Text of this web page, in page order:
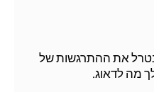
לנטרל את ההתרגשות של
מה לדאוג.